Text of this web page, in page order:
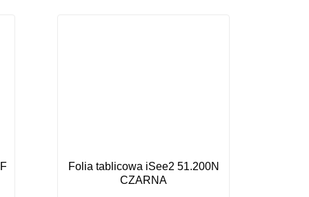
Folia tablicowa iSee2 51.200N
CZARNA